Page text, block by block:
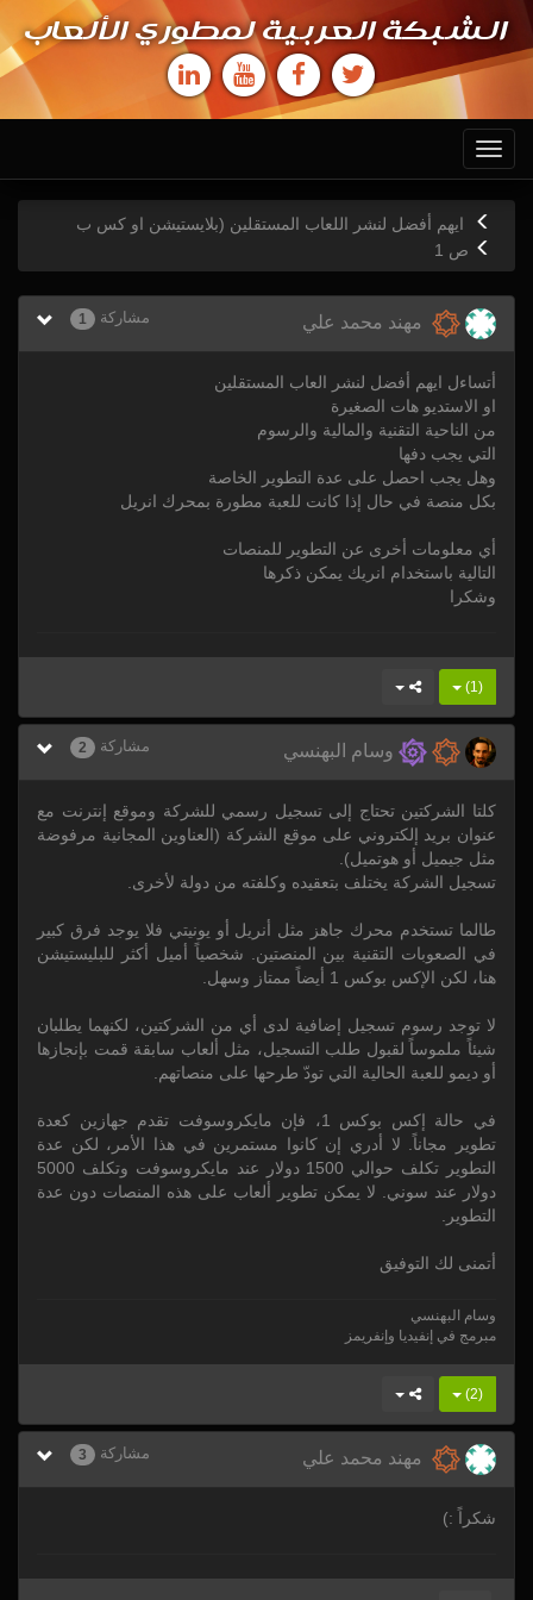
الشبكة العربية لمطوري الألعاب
Toggle
navigation
ايهم أفضل لنشر اللعاب المستقلين (بلايستيشن او كس ب
ص
مهند محمد علي مشاركة 1
أتساءل ايهم أفضل لنشر العاب المستقلين
او الاستديو هات الصغيرة
من الناحية التقنية والمالية والرسوم
التي يجب دفها
وهل يجب احصل على عدة التطوير الخاصة
بكل منصة في حال إذا كانت للعبة مطورة بمحرك انريل
أي معلومات أخرى عن التطوير للمنصات
التالية باستخدام انريك يمكن ذكرها
وشكرا
(
1
)
وسام البهنسي مشاركة 2
كلتا الشركتين تحتاج إلى تسجيل رسمي للشركة وموقع إنترنت مع
عنوان بريد إلكتروني على موقع الشركة (العناوين المجانية مرفوضة
مثل جيميل أو هوتميل).
تسجيل الشركة يختلف بتعقيده وكلفته من دولة لأخرى.
طالما تستخدم محرك جاهز مثل أنريل أو يونيتي فلا يوجد فرق كبير
في الصعوبات التقنية بين المنصتين. شخصياً أميل أكثر للبليستيشن
هنا، لكن الإكس بوكس 1 أيضاً ممتاز وسهل.
لا توجد رسوم تسجيل إضافية لدى أي من الشركتين، لكنهما يطلبان
شيئاً ملموساً لقبول طلب التسجيل، مثل ألعاب سابقة قمت بإنجازها
أو ديمو للعبة الحالية التي تودّ طرحها على منصاتهم.
في حالة إكس بوكس 1، فإن مايكروسوفت تقدم جهازين كعدة
تطوير مجاناً. لا أدري إن كانوا مستمرين في هذا الأمر، لكن عدة
التطوير تكلف حوالي 1500 دولار عند مايكروسوفت وتكلف 5000
دولار عند سوني. لا يمكن تطوير ألعاب على هذه المنصات دون عدة
التطوير.
أتمنى لك التوفيق
وسام البهنسي
مبرمج في إنفيديا وإنفريمز
(
2
)
مهند محمد علي مشاركة 3
شكراً :)